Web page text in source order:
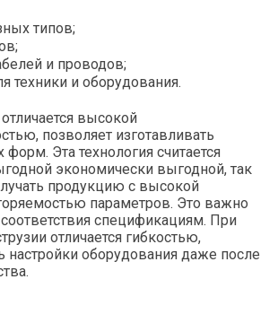
типов;
и проводов;
техники и оборудования.
высокой
позволяет изготавливать
Эта технология считается
экономически выгодной, так
продукцию с высокой
параметров. Это важно
спецификациям. При
отличается гибкостью,
настройки оборудования даже после